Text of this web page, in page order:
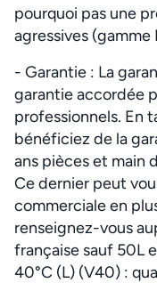
pourquoi pas une
agressives (gamme
- Garantie : La
garantie accordée
professionnels. En
bénéficiez de la
ans pièces et main
Ce dernier peut
commerciale en
renseignez-vous
française sauf 50L
40°C (L) (V40) :